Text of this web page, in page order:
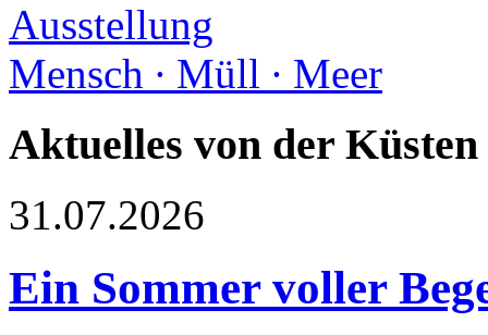
Ausstellung
Mensch ∙ Müll ∙ Meer
Aktuelles von der
31.07.2026
Ein Sommer voller